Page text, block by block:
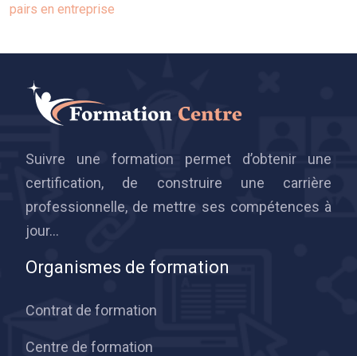
pairs en entreprise
Suivre une formation permet d’obtenir une
certification, de construire une carrière
professionnelle, de mettre ses compétences à
jour…
Organismes de formation
Contrat de formation
Centre de formation